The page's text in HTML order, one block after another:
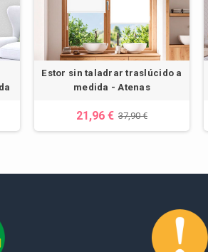
Estor sin taladrar traslúcido a
medida - Atenas
21,96 € 37,90 €